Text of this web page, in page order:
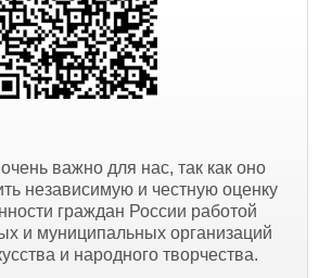
важно для нас, так как оно
независимую и честную оценку
граждан России работой
и муниципальных организаций
и народного творчества.